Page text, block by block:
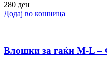
280 ден
Додај во кошница
Влошки за гаќи M-L –